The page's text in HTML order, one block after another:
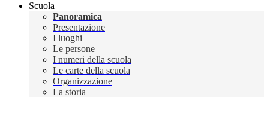
Scuola
Panoramica
Presentazione
I luoghi
Le persone
I numeri della scuola
Le carte della scuola
Organizzazione
La storia